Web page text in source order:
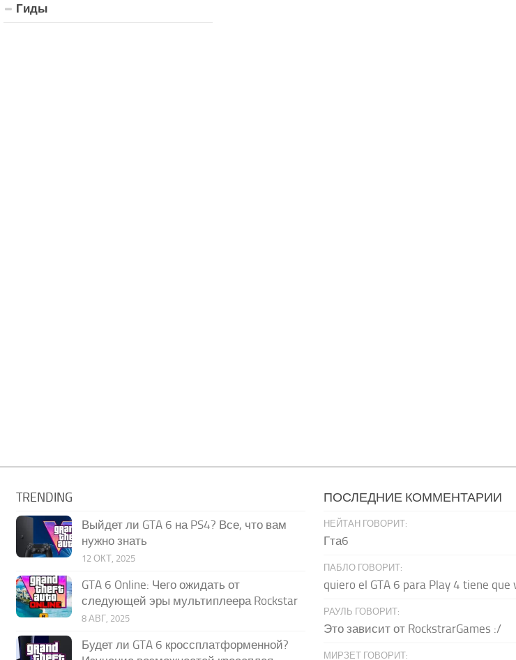
Гиды
TRENDING
Выйдет ли GTA 6 на PS4? Все, что вам
нужно знать
12 ОКТ, 2025
GTA 6 Online: Чего ожидать от
следующей эры мультиплеера Rockstar
8 АВГ, 2025
Будет ли GTA 6 кроссплатформенной?
ПОСЛЕДНИЕ КОММЕНТАРИИ
НЕЙТАН ГОВОРИТ:
Гта6
ПАБЛО ГОВОРИТ:
quiero el GTA 6 para Play 4 tiene que
РАУЛЬ ГОВОРИТ:
Это зависит от RockstrarGames :/
МИРЗЕТ ГОВОРИТ: